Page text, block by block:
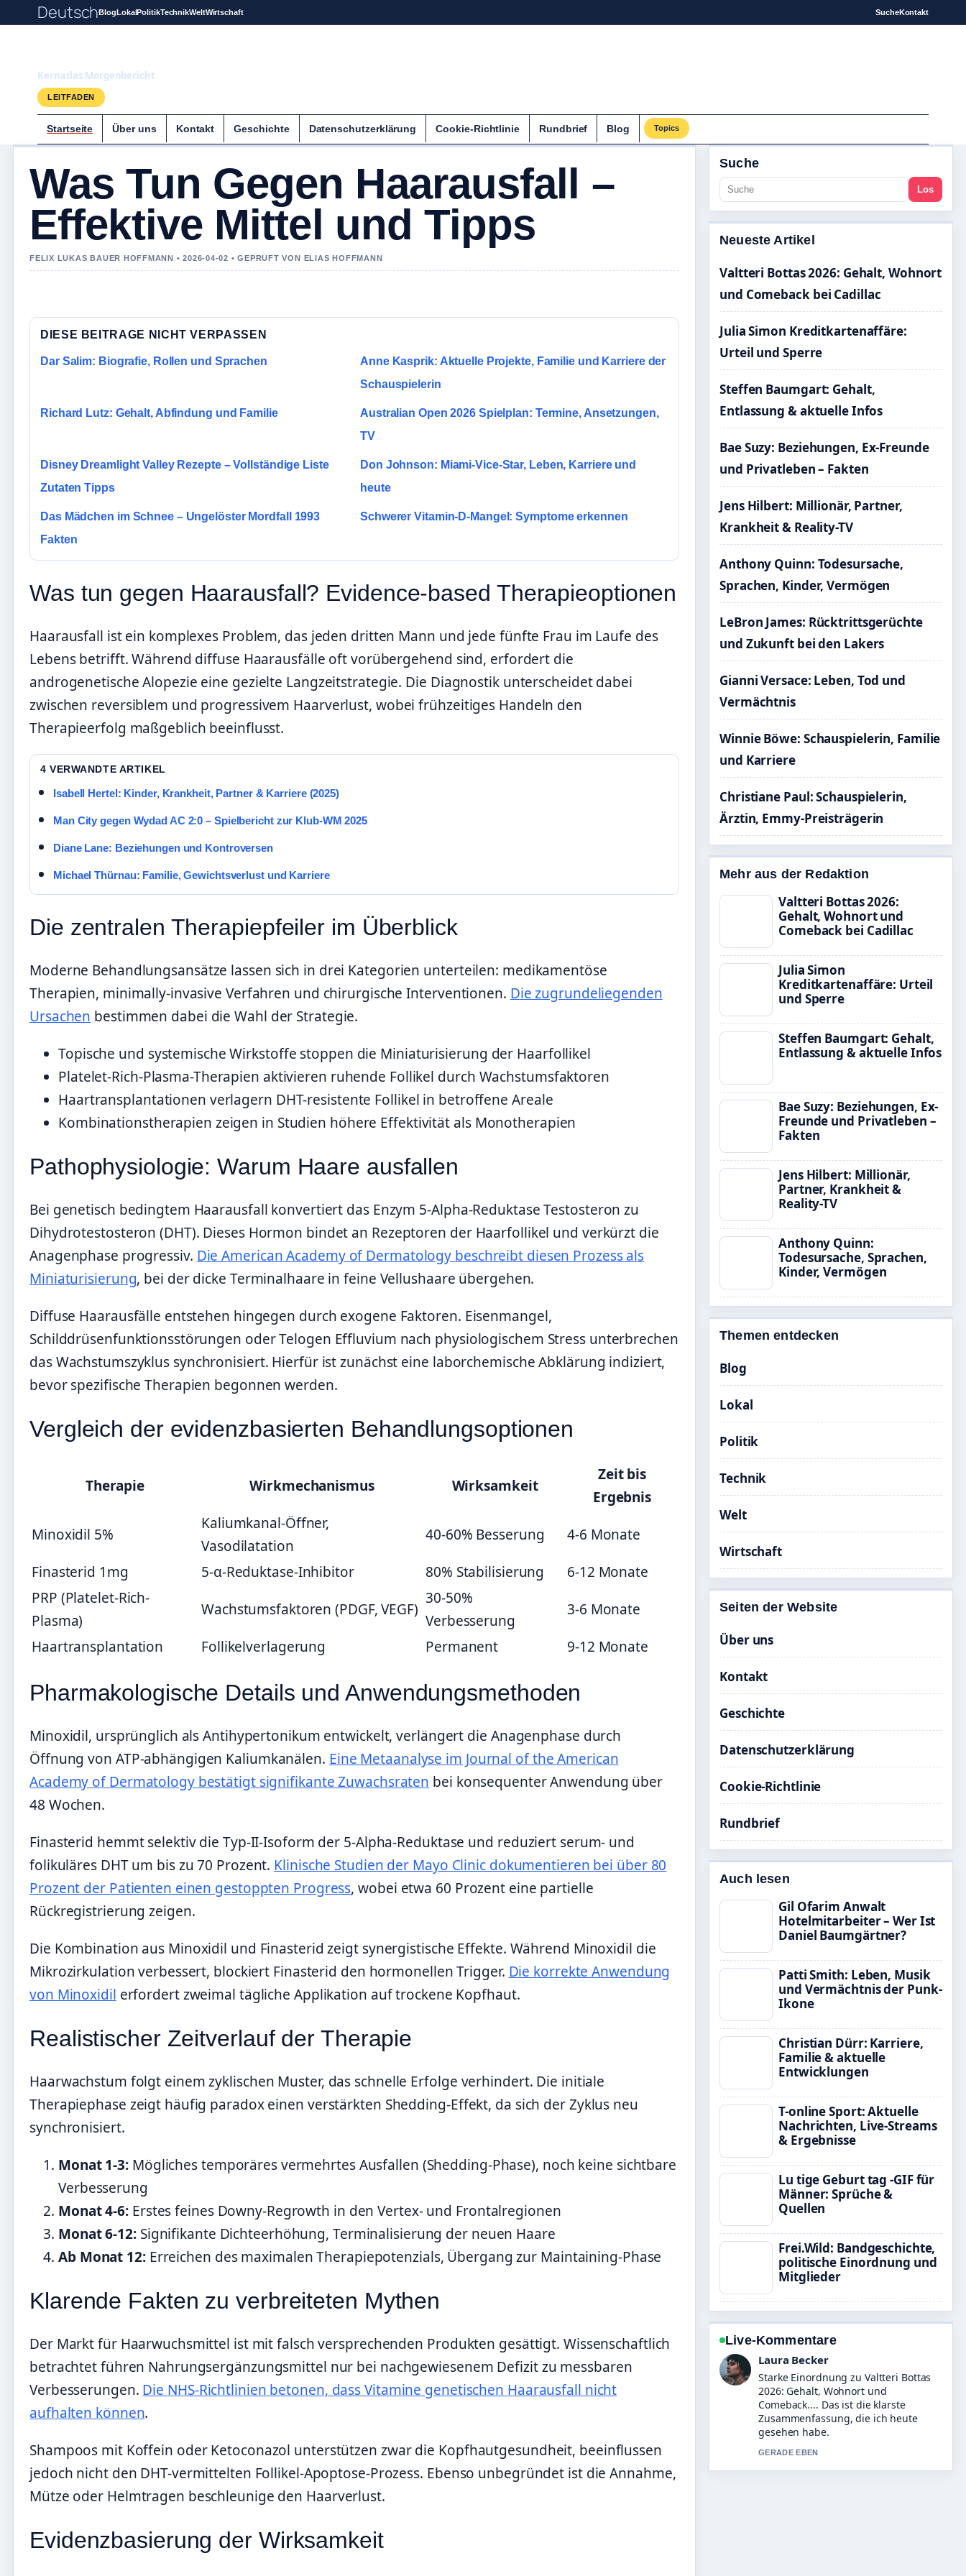
DeutschBlogLokalPolitikTechnikWeltWirtschaft SucheKontakt
Kernatlas Morgenbericht
LEITFADEN
Startseite Über uns Kontakt Geschichte Datenschutzerklärung Cookie-Richtlinie Rundbrief Blog Topics
Was Tun Gegen Haarausfall –
Effektive Mittel und Tipps
FELIX LUKAS BAUER HOFFMANN • 2026-04-02 • GEPRUFT VON ELIAS HOFFMANN
DIESE BEITRAGE NICHT VERPASSEN
Dar Salim: Biografie, Rollen und Sprachen
Anne Kasprik: Aktuelle Projekte, Familie und Karriere der
Schauspielerin
Richard Lutz: Gehalt, Abfindung und Familie
Australian Open 2026 Spielplan: Termine, Ansetzungen,
TV
Disney Dreamlight Valley Rezepte – Vollständige Liste
Zutaten Tipps
Don Johnson: Miami-Vice-Star, Leben, Karriere und
heute
Das Mädchen im Schnee – Ungelöster Mordfall 1993
Fakten
Schwerer Vitamin-D-Mangel: Symptome erkennen
Was tun gegen Haarausfall? Evidence-based Therapieoptionen
Haarausfall ist ein komplexes Problem, das jeden dritten Mann und jede fünfte Frau im Laufe des
Lebens betrifft. Während diffuse Haarausfälle oft vorübergehend sind, erfordert die
androgenetische Alopezie eine gezielte Langzeitstrategie. Die Diagnostik unterscheidet dabei
zwischen reversiblem und progressivem Haarverlust, wobei frühzeitiges Handeln den
Therapieerfolg maßgeblich beeinflusst.
4 VERWANDTE ARTIKEL
Isabell Hertel: Kinder, Krankheit, Partner & Karriere (2025)
Man City gegen Wydad AC 2:0 – Spielbericht zur Klub-WM 2025
Diane Lane: Beziehungen und Kontroversen
Michael Thürnau: Familie, Gewichtsverlust und Karriere
Die zentralen Therapiepfeiler im Überblick
Moderne Behandlungsansätze lassen sich in drei Kategorien unterteilen: medikamentöse
Therapien, minimally-invasive Verfahren und chirurgische Interventionen. Die zugrundeliegenden
Ursachen bestimmen dabei die Wahl der Strategie.
Topische und systemische Wirkstoffe stoppen die Miniaturisierung der Haarfollikel
Platelet-Rich-Plasma-Therapien aktivieren ruhende Follikel durch Wachstumsfaktoren
Haartransplantationen verlagern DHT-resistente Follikel in betroffene Areale
Kombinationstherapien zeigen in Studien höhere Effektivität als Monotherapien
Pathophysiologie: Warum Haare ausfallen
Bei genetisch bedingtem Haarausfall konvertiert das Enzym 5-Alpha-Reduktase Testosteron zu
Dihydrotestosteron (DHT). Dieses Hormon bindet an Rezeptoren der Haarfollikel und verkürzt die
Anagenphase progressiv. Die American Academy of Dermatology beschreibt diesen Prozess als
Miniaturisierung, bei der dicke Terminalhaare in feine Vellushaare übergehen.
Diffuse Haarausfälle entstehen hingegen durch exogene Faktoren. Eisenmangel,
Schilddrüsenfunktionsstörungen oder Telogen Effluvium nach physiologischem Stress unterbrechen
das Wachstumszyklus synchronisiert. Hierfür ist zunächst eine laborchemische Abklärung indiziert,
bevor spezifische Therapien begonnen werden.
Vergleich der evidenzbasierten Behandlungsoptionen
Therapie Wirkmechanismus Wirksamkeit
Zeit bis
Ergebnis
Minoxidil 5%
Kaliumkanal-Öffner,
Vasodilatation
40-60% Besserung
4-6 Monate
Finasterid 1mg
5-α-Reduktase-Inhibitor 80% Stabilisierung
6-12 Monate
PRP (Platelet-Rich-
Plasma)
Wachstumsfaktoren (PDGF, VEGF)
30-50%
Verbesserung
3-6 Monate
Haartransplantation
Follikelverlagerung Permanent 9-12 Monate
Pharmakologische Details und Anwendungsmethoden
Minoxidil, ursprünglich als Antihypertonikum entwickelt, verlängert die Anagenphase durch
Öffnung von ATP-abhängigen Kaliumkanälen. Eine Metaanalyse im Journal of the American
Academy of Dermatology bestätigt signifikante Zuwachsraten bei konsequenter Anwendung über
48 Wochen.
Finasterid hemmt selektiv die Typ-II-Isoform der 5-Alpha-Reduktase und reduziert serum- und
folikuläres DHT um bis zu 70 Prozent. Klinische Studien der Mayo Clinic dokumentieren bei über 80
Prozent der Patienten einen gestoppten Progress, wobei etwa 60 Prozent eine partielle
Rückregistrierung zeigen.
Die Kombination aus Minoxidil und Finasterid zeigt synergistische Effekte. Während Minoxidil die
Mikrozirkulation verbessert, blockiert Finasterid den hormonellen Trigger. Die korrekte Anwendung
von Minoxidil erfordert zweimal tägliche Applikation auf trockene Kopfhaut.
Realistischer Zeitverlauf der Therapie
Haarwachstum folgt einem zyklischen Muster, das schnelle Erfolge verhindert. Die initiale
Therapiephase zeigt häufig paradox einen verstärkten Shedding-Effekt, da sich der Zyklus neu
synchronisiert.
Monat 1-3: Mögliches temporäres vermehrtes Ausfallen (Shedding-Phase), noch keine sichtbare
Verbesserung
Monat 4-6: Erstes feines Downy-Regrowth in den Vertex- und Frontalregionen
Monat 6-12:Signifikante Dichteerhöhung, Terminalisierung der neuen Haare
Ab Monat 12:Erreichen des maximalen Therapiepotenzials, Übergang zur Maintaining-Phase
Klarende Fakten zu verbreiteten Mythen
Der Markt für Haarwuchsmittel ist mit falsch versprechenden Produkten gesättigt. Wissenschaftlich
betrachtet führen Nahrungsergänzungsmittel nur bei nachgewiesenem Defizit zu messbaren
Verbesserungen. Die NHS-Richtlinien betonen, dass Vitamine genetischen Haarausfall nicht
aufhalten können.
Shampoos mit Koffein oder Ketoconazol unterstützen zwar die Kopfhautgesundheit, beeinflussen
jedoch nicht den DHT-vermittelten Follikel-Apoptose-Prozess. Ebenso unbegründet ist die Annahme,
Mütze oder Helmtragen beschleunige den Haarverlust.
Evidenzbasierung der Wirksamkeit
Suche
Los
Neueste Artikel
Valtteri Bottas 2026: Gehalt, Wohnort
und Comeback bei Cadillac
Julia Simon Kreditkartenaffäre:
Urteil und Sperre
Steffen Baumgart: Gehalt,
Entlassung & aktuelle Infos
Bae Suzy: Beziehungen, Ex-Freunde
und Privatleben – Fakten
Jens Hilbert: Millionär, Partner,
Krankheit & Reality-TV
Anthony Quinn: Todesursache,
Sprachen, Kinder, Vermögen
LeBron James: Rücktrittsgerüchte
und Zukunft bei den Lakers
Gianni Versace: Leben, Tod und
Vermächtnis
Winnie Böwe: Schauspielerin, Familie
und Karriere
Christiane Paul: Schauspielerin,
Ärztin, Emmy-Preisträgerin
Mehr aus der Redaktion
Valtteri Bottas 2026:
Gehalt, Wohnort und
Comeback bei Cadillac
Julia Simon
Kreditkartenaffäre: Urteil
und Sperre
Steffen Baumgart: Gehalt,
Entlassung & aktuelle Infos
Bae Suzy: Beziehungen, Ex-
Freunde und Privatleben –
Fakten
Jens Hilbert: Millionär,
Partner, Krankheit &
Reality-TV
Anthony Quinn:
Todesursache, Sprachen,
Kinder, Vermögen
Themen entdecken
Blog
Lokal
Politik
Technik
Welt
Wirtschaft
Seiten der Website
Über uns
Kontakt
Geschichte
Datenschutzerklärung
Cookie-Richtlinie
Rundbrief
Auch lesen
Gil Ofarim Anwalt
Hotelmitarbeiter – Wer Ist
Daniel Baumgärtner?
Patti Smith: Leben, Musik
und Vermächtnis der Punk-
Ikone
Christian Dürr: Karriere,
Familie & aktuelle
Entwicklungen
T-online Sport: Aktuelle
Nachrichten, Live-Streams
& Ergebnisse
Lu tige Geburt tag -GIF für
Männer: Sprüche &
Quellen
Frei.Wild: Bandgeschichte,
politische Einordnung und
Mitglieder
Live-Kommentare
Nico Hoffmann
Verfolge Julia Simon
Kreditkartenaffäre: Urteil und Sperre
genau – schaetze den ausgewogenen
Ton hier.
3 MIN ZUVOR